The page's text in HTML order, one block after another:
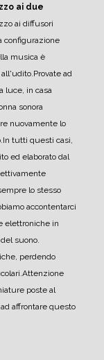
ai due
ai diffusori
configurazione
musica è
Provate ad
luce, in casa
sonora
nuovamente lo
In tutti questi casi,
ed elaborato dal
lo stesso
accontentarci
elettroniche in
suono.
perdendo
Attenzione
poste al
affrontare questo